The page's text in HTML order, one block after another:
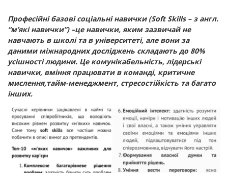
Професійні базові соціальні навички (Soft Skills– з англ.
“м’які навички”) –це навички, яким зазвичай не
навчають в школі та в університеті, але вони за
даними міжнародних досліджень складають до 80%
усішності людини. Це комунікабельність, лідерські
навички, вміння працювати в команді, критичне
мислення,тайм-менеджмент, стресостійкість та багато
інших.